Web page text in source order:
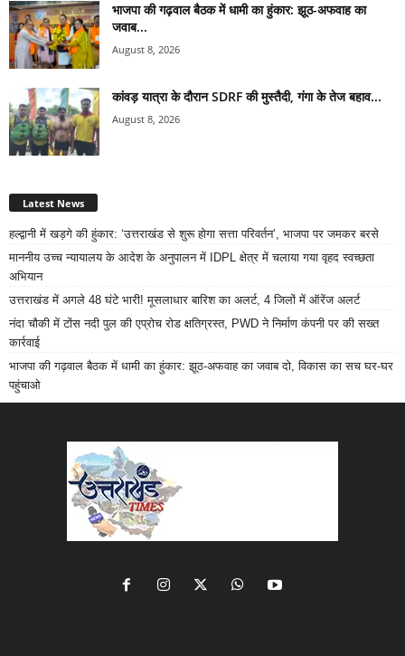
भाजपा की गढ़वाल बैठक में धामी का हुंकार: झूठ-अफवाह का
जवाब...
August 8, 2026
कांवड़ यात्रा के दौरान SDRF की मुस्तैदी, गंगा के तेज बहाव...
August 8, 2026
Latest News
हल्द्वानी में खड़गे की हुंकार: ‘उत्तराखंड से शुरू होगा सत्ता परिवर्तन’, भाजपा पर जमकर बरसे
माननीय उच्च न्यायालय के आदेश के अनुपालन में IDPL क्षेत्र में चलाया गया वृहद स्वच्छता
अभियान
उत्तराखंड में अगले 48 घंटे भारी! मूसलाधार बारिश का अलर्ट, 4 जिलों में ऑरेंज अलर्ट
नंदा चौकी में टोंस नदी पुल की एप्रोच रोड क्षतिग्रस्त, PWD ने निर्माण कंपनी पर की सख्त
कार्रवाई
भाजपा की गढ़वाल बैठक में धामी का हुंकार: झूठ-अफवाह का जवाब दो, विकास का सच घर-घर
पहुंचाओ